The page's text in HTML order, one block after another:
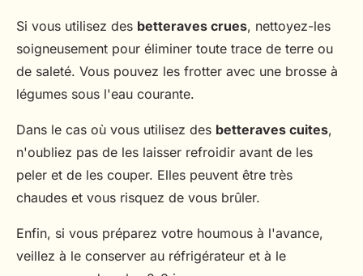
Si vous utilisez des betteraves crues, nettoyez-les
soigneusement pour éliminer toute trace de terre ou
de saleté. Vous pouvez les frotter avec une brosse à
légumes sous l'eau courante.
Dans le cas où vous utilisez des betteraves cuites,
n'oubliez pas de les laisser refroidir avant de les
peler et de les couper. Elles peuvent être très
chaudes et vous risquez de vous brûler.
Enfin, si vous préparez votre houmous à l'avance,
veillez à le conserver au réfrigérateur et à le